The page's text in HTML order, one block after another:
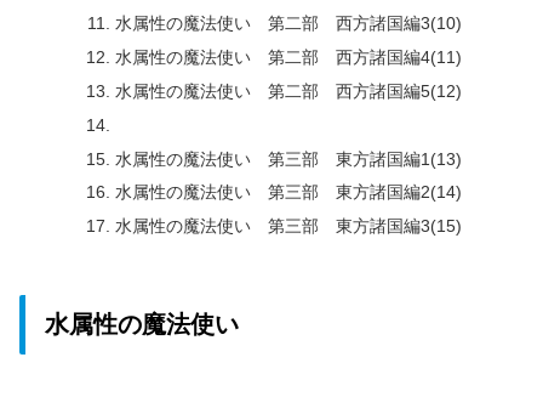
水属性の魔法使い 第二部 西方諸国編3(10)
水属性の魔法使い 第二部 西方諸国編4(11)
水属性の魔法使い 第二部 西方諸国編5(12)
水属性の魔法使い 第三部 東方諸国編1(13)
水属性の魔法使い 第三部 東方諸国編2(14)
水属性の魔法使い 第三部 東方諸国編3(15)
水属性の魔法使い